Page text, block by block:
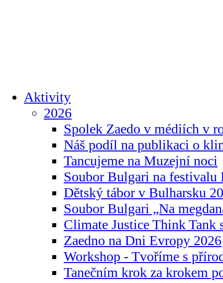
Aktivity
2026
Spolek Zaedo v médiích v
Náš podíl na publikaci o
Tancujeme na Muzejní noci
Soubor Bulgari na festivalu
Dětský tábor v Bulharsku
Soubor Bulgari „Na
Climate Justice Think Tank
Zaedno na Dni Evropy 2026
Workshop - Tvoříme s
Tanečním krok za krokem